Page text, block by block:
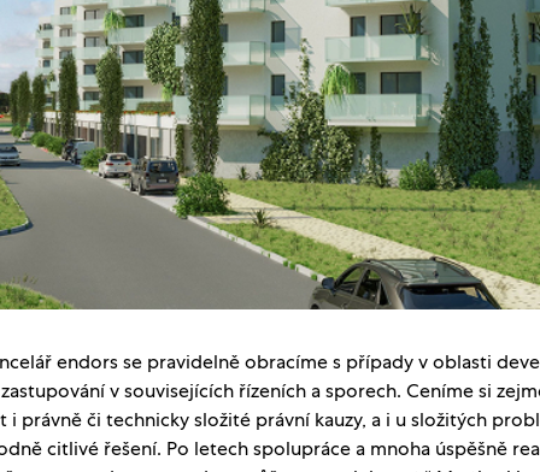
endors se pravidelně obracíme s případy v oblasti
v souvisejících řízeních a sporech. Ceníme si
právně či technicky složité právní kauzy, a i u složitých
citlivé řešení. Po letech spolupráce a mnoha úspěšně